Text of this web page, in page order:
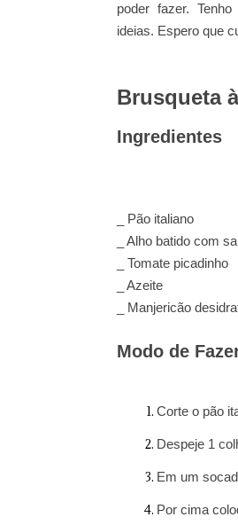
poder fazer.
ideias. Espero que
Brusqueta
Ingredientes
_ Pão italiano
_ Alho batido com
_ Tomate picadinho
_ Azeite
_ Manjericão
Modo de
Corte o pão
Despeje 1
Em um
Por cima